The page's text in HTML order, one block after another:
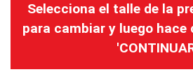
Selecciona el talle de la
para cambiar y luego hace